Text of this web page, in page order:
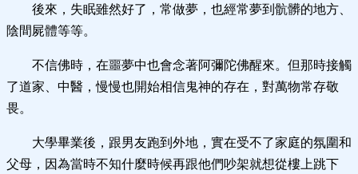
後來，失眠雖然好了，常做夢，也經常夢到骯髒的地方、
陰間屍體等等。
不信佛時，在噩夢中也會念著阿彌陀佛醒來。但那時接觸
了道家、中醫，慢慢也開始相信鬼神的存在，對萬物常存敬
畏。
大學畢業後，跟男友跑到外地，實在受不了家庭的氛圍和
父母，因為當時不知什麼時候再跟他們吵架就想從樓上跳下